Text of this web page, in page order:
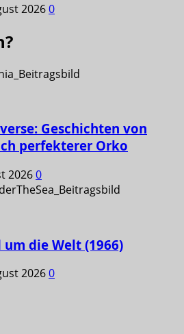
20260
Geschichten von
perfekterer Orko
20260
die Welt (1966)
20260